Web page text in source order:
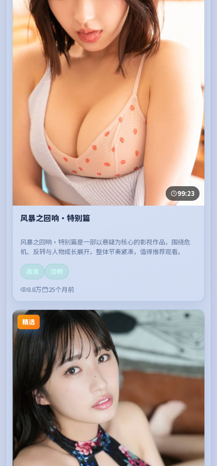
99:23
风暴之回响·特别篇
风暴之回响·特别篇是一部以悬疑为核心的影视作品，围绕危
机、反转与人物成长展开，整体节奏紧凑，值得推荐观看。
高清
流畅
8.8万
25个月前
精选